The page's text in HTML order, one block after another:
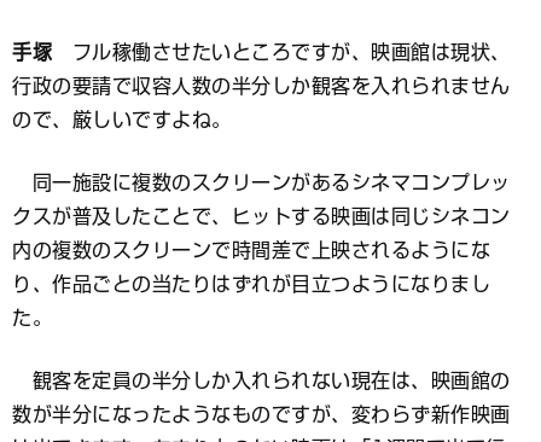
手塚 フル稼働させたいところですが、映画館は現状、
行政の要請で収容人数の半分しか観客を入れられません
ので、厳しいですよね。
同一施設に複数のスクリーンがあるシネマコンプレッ
クスが普及したことで、ヒットする映画は同じシネコン
内の複数のスクリーンで時間差で上映されるようにな
り、作品ごとの当たりはずれが目立つようになりまし
た。
観客を定員の半分しか入れられない現在は、映画館の
数が半分になったようなものですが、変わらず新作映画